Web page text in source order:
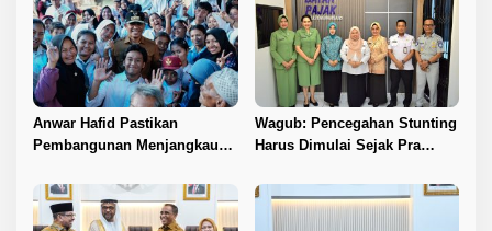
Anwar Hafid Pastikan
Pembangunan Menjangkau
Wagub: Pencegahan Stunting
Harus Dimulai Sejak Pra